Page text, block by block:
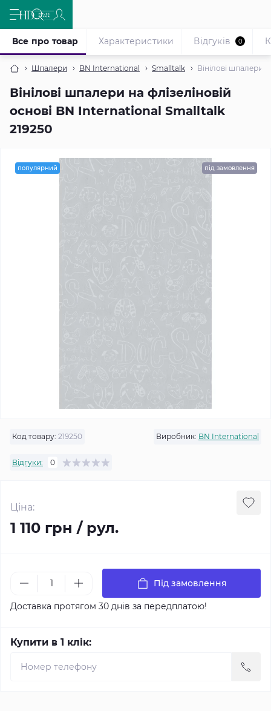
Шпалери BN International Smalltalk Вінілові шпалери
Вінілові шпалери на флізеліновій
основі BN International Smalltalk
219250
Все про товар Характеристики Відгуків 0
популярний під замовлення
Код товару: 219250 Виробник: BN International
Відгуки: 0
Ціна:
1 110 грн / рул.
Під замовлення
Доставка протягом 30 днів за передплатою!
Купити в 1 клік: